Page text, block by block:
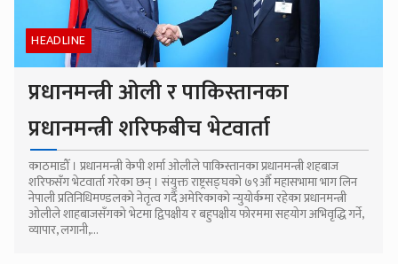
HEADLINE
प्रधानमन्त्री ओली र पाकिस्तानका
प्रधानमन्त्री शरिफबीच भेटवार्ता
काठमाडौँ । प्रधानमन्त्री केपी शर्मा ओलीले पाकिस्तानका प्रधानमन्त्री शहबाज
शरिफसँग भेटवार्ता गरेका छन् । संयुक्त राष्ट्रसङ्घको ७९औँ महासभामा भाग लिन
नेपाली प्रतिनिधिमण्डलको नेतृत्व गर्दै अमेरिकाको न्युयोर्कमा रहेका प्रधानमन्त्री
ओलीले शाहबाजसँगको भेटमा द्विपक्षीय र बहुपक्षीय फोरममा सहयोग अभिवृद्धि गर्ने,
व्यापार, लगानी,...